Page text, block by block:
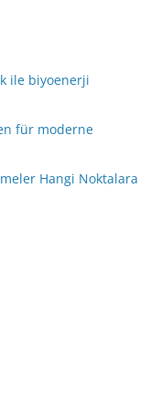
ile biyoenerji
für moderne
Hangi Noktalara